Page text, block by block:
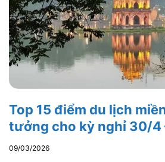
Top 15 điểm du lịch
tưởng cho kỳ nghỉ 30/4
09/03/2026